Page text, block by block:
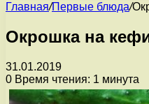
Главная/Первые блюда/
Окрошка на
31.01.2019
0 Время чтения: 1 минута